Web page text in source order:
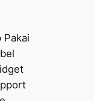
Pakai